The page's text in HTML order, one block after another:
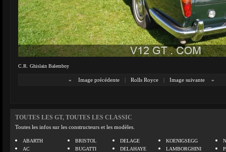
C.R. Ghislain Balemboy
« Image précédente | Rolls Royce | Image suivante »
TOUTES LES GT, TOUTES LES CLASSIC
Toutes les infos sur les constructeurs et les modèles.
ABARTH
AC
BRISTOL
BUGATTI
DELAGE
DELAHAYE
KOENIGSEGG
LAMBORGHINI